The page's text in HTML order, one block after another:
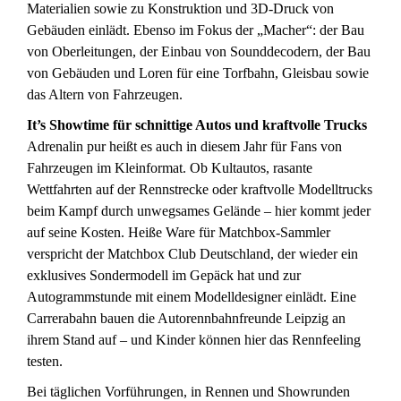
Materialien sowie zu Konstruktion und 3D-Druck von
Gebäuden einlädt. Ebenso im Fokus der „Macher“: der Bau
von Oberleitungen, der Einbau von Sounddecodern, der Bau
von Gebäuden und Loren für eine Torfbahn, Gleisbau sowie
das Altern von Fahrzeugen.
It’s Showtime für schnittige Autos und kraftvolle Trucks
Adrenalin pur heißt es auch in diesem Jahr für Fans von
Fahrzeugen im Kleinformat. Ob Kultautos, rasante
Wettfahrten auf der Rennstrecke oder kraftvolle Modelltrucks
beim Kampf durch unwegsames Gelände – hier kommt jeder
auf seine Kosten. Heiße Ware für Matchbox-Sammler
verspricht der Matchbox Club Deutschland, der wieder ein
exklusives Sondermodell im Gepäck hat und zur
Autogrammstunde mit einem Modelldesigner einlädt. Eine
Carrerabahn bauen die Autorennbahnfreunde Leipzig an
ihrem Stand auf – und Kinder können hier das Rennfeeling
testen.
Bei täglichen Vorführungen, in Rennen und Showrunden